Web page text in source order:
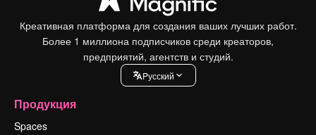
Креативная платформа для создания ваших лучших работ.
Более 1 миллиона подписчиков среди креаторов,
предприятий, агентств и студий.
Pусский
Продукция
Spaces